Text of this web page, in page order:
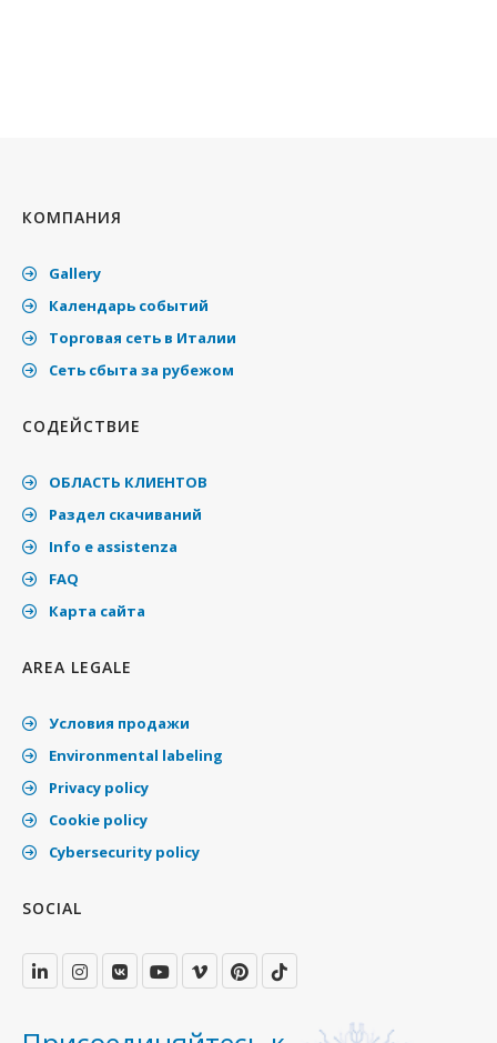
КОМПАНИЯ
Gallery
Календарь событий
Торговая сеть в Италии
Cеть сбыта за рубежом
СОДЕЙСТВИЕ
ОБЛАСТЬ КЛИЕНТОВ
Раздел скачиваний
Info e assistenza
FAQ
Карта сайта
AREA LEGALE
Условия продажи
Environmental labeling
Privacy policy
Cookie policy
Cybersecurity policy
SOCIAL